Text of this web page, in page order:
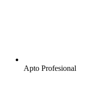
Apto Profesional